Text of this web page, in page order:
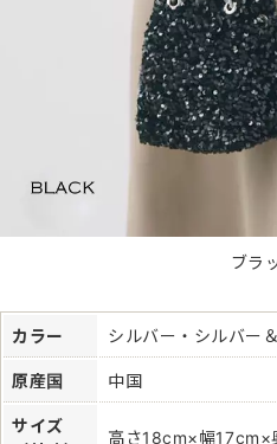
ブラ
カラー シルバー・シルバー
原産国 中国
サイズ
高さ18cm×幅17cm×